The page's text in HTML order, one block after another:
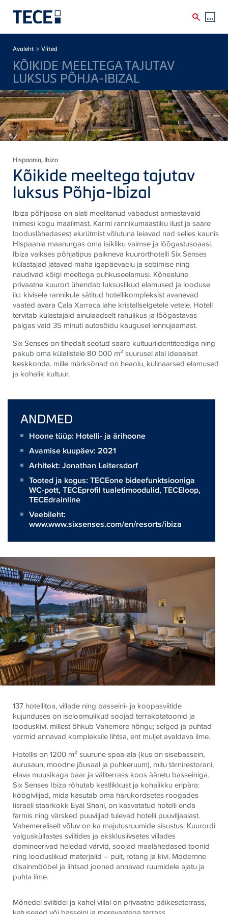
Breadcrumb
Avaleht » Viited
KÕIKIDE MEELTEGA TAJUTAV
LUKSUS PÕHJA-IBIZAL
Hispaania, Ibiza
Kõikide meeltega tajutav
luksus Põhja-Ibizal
Ibiza põhjaosa on alati meelitanud vabadust armastavaid
inimesi kogu maailmast. Karmi rannikumaastiku ilust ja saare
looduslähedasest elurütmist võlutuna leiavad nad selles kaunis
Hispaania maanurgas oma isikliku vaimse ja lõõgastusoaasi.
Ibiza vaikses põhjatipus paikneva kuurorthotelli Six Senses
külastajad jätavad maha igapäevaelu ja sebimise ning
naudivad kõigi meeltega puhkuseelamusi. Kõnealune
privaatne kuurort ühendab luksuslikud elamused ja looduse
ilu: kivisele rannikule sätitud hotellikompleksist avanevad
vaated avara Cala Xarraca lahe kristallselgetele vetele. Hotell
tervitab külastajaid ainulaadselt rahulikus ja lõõgastavas
paigas vaid 35 minuti autosõidu kaugusel lennujaamast.
Six Senses on tihedalt seotud saare kultuuriidentiteediga ning
pakub oma külalistele 80 000 m² suurusel alal ideaalset
keskkonda, mille märksõnad on heaolu, kulinaarsed elamused
ja kohalik kultuur.
ANDMED
Hoone tüüp: Hotelli- ja ärihoone
Avamise kuupäev: 2021
Arhitekt: Jonathan Leitersdorf
Tooted ja kogus: TECEone bideefunktsiooniga
WC-pott,TECEprofil tualetimoodulid,TECEloop,
TECEdrainline
Veebileht:
www.www.sixsenses.com/en/resorts/ibiza
137 hotellitoa, villade ning basseini- ja koopasviitide
kujunduses on iseloomulikud soojad terrakotatoonid ja
looduskivi, millest õhkub Vahemere hõngu; selged ja puhtad
vormid annavad kompleksile lihtsa, ent muljet avaldava ilme.
Hotellis on 1200 m² suurune spaa-ala (kus on sisebassein,
aurusaun, moodne jõusaal ja puhkeruum), mitu tärnirestorani,
elava muusikaga baar ja väliterrass koos ääretu basseiniga.
Six Senses Ibiza rõhutab kestlikkust ja kohalikku eripära:
köögiviljad, mida kasutab oma harukordsetes roogades
Iisraeli staarkokk Eyal Shani, on kasvatatud hotelli enda
farmis ning värsked puuviljad tulevad hotelli puuviljaaiast.
Vahemereliselt võluv on ka majutusruumide sisustus. Kuurordi
valgusküllastes sviitides ja eksklusiivsetes villades
domineerivad heledad värvid, soojad maalähedased toonid
ning looduslikud materjalid – puit, rotang ja kivi. Modernne
disainmööbel ja lihtsad jooned annavad ruumidele ajatu ja
puhta ilme.
Mõnedel sviitidel ja kahel villal on privaatne päikeseterrass,